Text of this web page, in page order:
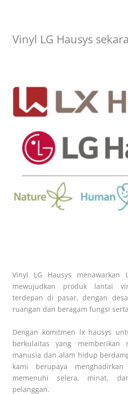
Vinyl LG Hausys
Vinyl LG Hausys menawarkan
mewujudkan produk lantai
terdepan di pasar, dengan
ruangan dan beragam fungsi
Dengan komitmen lx hausys
berkulaitas yang
manusia dan alam hidup
kami berupaya
memenuhi selera, minat,
pelanggan.